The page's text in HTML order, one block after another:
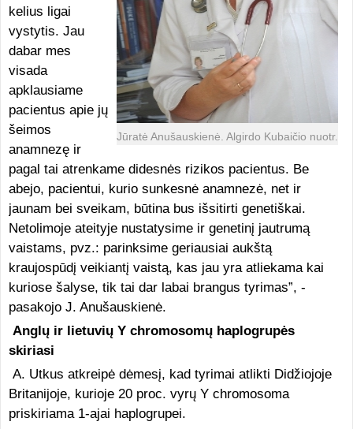
Jūratė Anušauskienė. Algirdo Kubaičio nuotr.
kelius ligai
vystytis. Jau
dabar mes
visada
apklausiame
pacientus apie jų
šeimos
anamnezę ir
pagal tai atrenkame didesnės rizikos pacientus. Be
abejo, pacientui, kurio sunkesnė anamnezė, net ir
jaunam bei sveikam, būtina bus išsitirti genetiškai.
Netolimoje ateityje nustatysime ir genetinį jautrumą
vaistams, pvz.: parinksime geriausiai aukštą
kraujospūdį veikiantį vaistą, kas jau yra atliekama kai
kuriose šalyse, tik tai dar labai brangus tyrimas”, -
pasakojo J. Anušauskienė.
Anglų ir lietuvių Y chromosomų haplogrupės
skiriasi
A. Utkus atkreipė dėmesį, kad tyrimai atlikti Didžiojoje
Britanijoje, kurioje 20 proc. vyrų Y chromosoma
priskiriama 1-ajai haplogrupei.